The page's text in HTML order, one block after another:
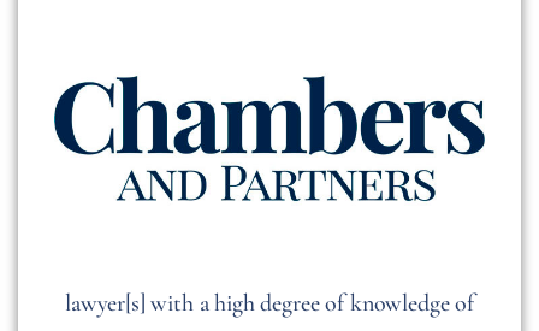
lawyer[s] with a high degree of knowledge of